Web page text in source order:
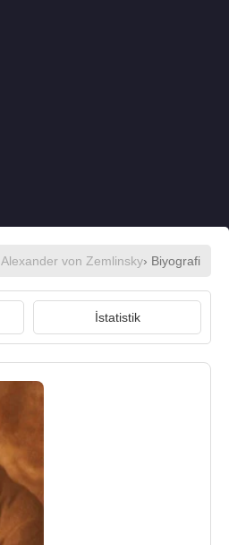
Alexander von Zemlinsky› Biyografi
İstatistik